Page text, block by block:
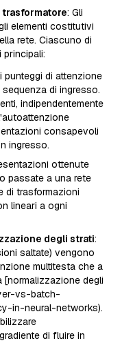
: Gli
elementi costitutivi
rete. Ciascuno di
punteggi di attenzione
di ingresso.
indipendentemente
consapevoli
ingresso.
ottenute
passate a una rete
di trasformazioni
lineari a ogni
degli strati:
saltate) vengono
multitesta che a
[normalizzazione degli
vs-batch-
in-neural-networks).
di fluire in